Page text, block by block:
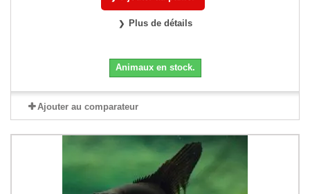
Plus de détails
Animaux en stock.
Ajouter au comparateur